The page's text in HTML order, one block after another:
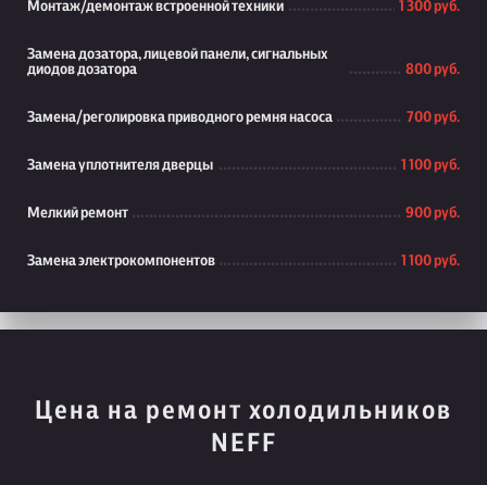
Монтаж/демонтаж встроенной техники 1 300 руб.
Замена дозатора, лицевой панели, сигнальных
диодов дозатора
800 руб.
Замена/реголировка приводного ремня насоса 700 руб.
Замена уплотнителя дверцы 1 100 руб.
Мелкий ремонт 900 руб.
Замена электрокомпонентов 1 100 руб.
Цена на ремонт холодильников
NEFF